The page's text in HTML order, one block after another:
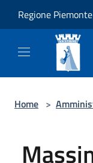
Regione Piemonte
Home >